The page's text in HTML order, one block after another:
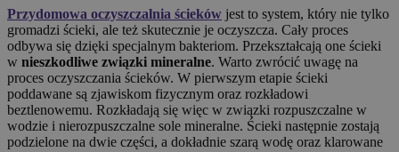
Przydomowa oczyszczalnia ścieków jest to system, który nie tylko
gromadzi ścieki, ale też skutecznie je oczyszcza. Cały proces
odbywa się dzięki specjalnym bakteriom. Przekształcają one ścieki
w nieszkodliwe związki mineralne. Warto zwrócić uwagę na
proces oczyszczania ścieków. W pierwszym etapie ścieki
poddawane są zjawiskom fizycznym oraz rozkładowi
beztlenowemu. Rozkładają się więc w związki rozpuszczalne w
wodzie i nierozpuszczalne sole mineralne. Ścieki następnie zostają
podzielone na dwie części, a dokładnie szarą wodę oraz klarowane